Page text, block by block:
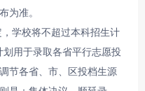
为准。
学校将不超过本科招生计
用于录取各省平行志愿投
节各省、市、区投档生源